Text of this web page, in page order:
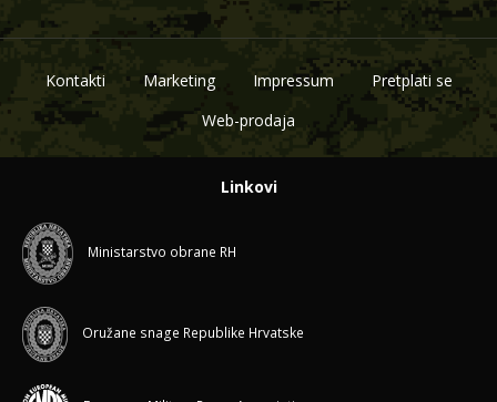
Kontakti Marketing Impressum
Pretplati se
Web-prodaja
Linkovi
Ministarstvo obrane RH
Oružane snage Republike Hrvatske